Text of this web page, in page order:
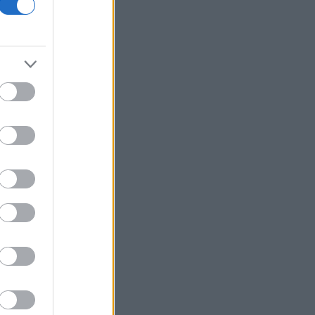
ΥΠΑΑΤ: Αποζημιώσεις 38,1 εκατ. ευρώ
Warner Bros: Η απώλεια του ΝΒΑ
η μετοχή
το 2026 για τις ελληνικές τράπεζες
Siemens: Ιστορικό ρεκόρ βιομηχανικών
τεχνητής νοημοσύνης
χρονοδιάγραμμα για την
αποκατάσταση - Στόχος η έναρξη των
ΗΠΑ: Σε χαμηλό διετίας οι απολύσεις -
Από τις 28/8 η ψηφιακή ενεργοποίηση
της Κάρτας Αγρότη μέσω της ΕΑΕ